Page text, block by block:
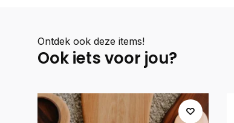
Ontdek ook deze items!
Ook iets voor jou?